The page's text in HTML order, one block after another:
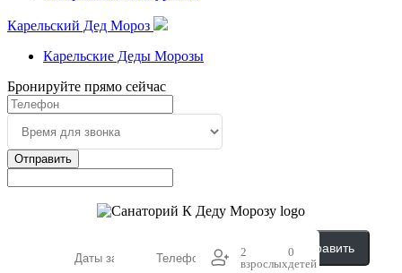
Карельский Дед Мороз
Карельские Деды Морозы
Бронируйте прямо сейчас
Отправить
2
взрослых
0
детей
Отправить